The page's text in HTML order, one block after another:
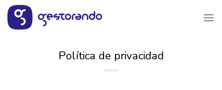
Saltar
contenido
Política de privacidad